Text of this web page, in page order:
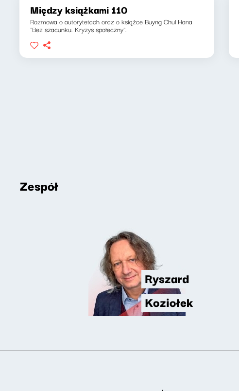
Między książkami 110
Rozmowa o autorytetach oraz o książce Buyng Chul Hana
"Bez szacunku. Kryzys społeczny".
Zespół
Ryszard
Koziołek